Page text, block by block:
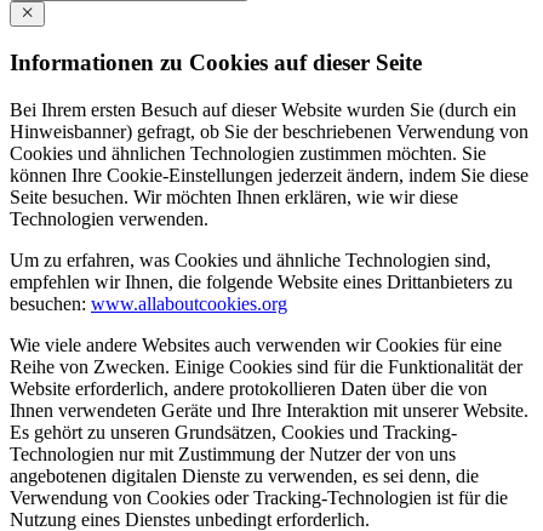
Informationen zu Cookies auf dieser Seite
Bei Ihrem ersten Besuch auf dieser Website wurden Sie (durch ein
Hinweisbanner) gefragt, ob Sie der beschriebenen Verwendung von
Cookies und ähnlichen Technologien zustimmen möchten. Sie
können Ihre Cookie-Einstellungen jederzeit ändern, indem Sie diese
Seite besuchen. Wir möchten Ihnen erklären, wie wir diese
Technologien verwenden.
Um zu erfahren, was Cookies und ähnliche Technologien sind,
empfehlen wir Ihnen, die folgende Website eines Drittanbieters zu
besuchen: www.allaboutcookies.org
Wie viele andere Websites auch verwenden wir Cookies für eine
Reihe von Zwecken. Einige Cookies sind für die Funktionalität der
Website erforderlich, andere protokollieren Daten über die von
Ihnen verwendeten Geräte und Ihre Interaktion mit unserer Website.
Es gehört zu unseren Grundsätzen, Cookies und Tracking-
Technologien nur mit Zustimmung der Nutzer der von uns
angebotenen digitalen Dienste zu verwenden, es sei denn, die
Verwendung von Cookies oder Tracking-Technologien ist für die
Nutzung eines Dienstes unbedingt erforderlich.